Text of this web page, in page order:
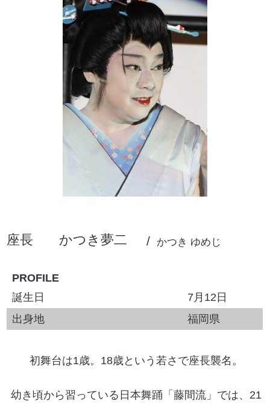
座長 かつき夢二 かつき ゆめじ
PROFILE
誕生日
7月12日
出身地
福岡県
初舞台は1歳。18歳という若さで座長襲名。
幼き頃から習っている日本舞踊「藤間流」では、21